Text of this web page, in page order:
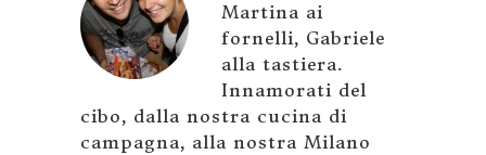
Martina ai
fornelli, Gabriele
alla tastiera.
Innamorati del
cibo, dalla nostra cucina di
campagna, alla nostra Milano